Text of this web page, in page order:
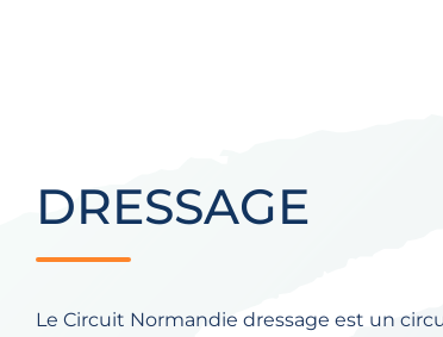
DRESSAGE
Le Circuit Normandie dressage est un